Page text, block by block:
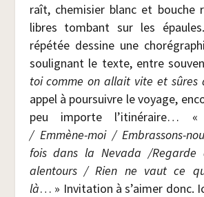
raît, che­mi­sier blanc et bouche
libres tom­bant sur les
répé­tée des­sine une
sou­li­gnant le texte, entre
toi comme on allait vite et sûres
appel à pour­suivre le voyage,
peu importe l’itinéraire… «
/ Emmène-moi / Embras­sons-
fois dans la Neva­da /​
alen­tours / Rien ne vaut ce
là… » Invi­ta­tion à s’aimer donc.